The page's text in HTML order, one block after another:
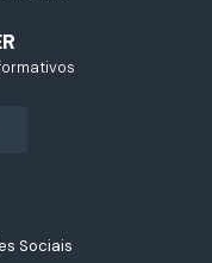
Sociais